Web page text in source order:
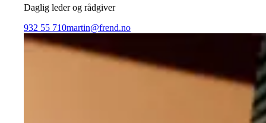
Daglig leder og rådgiver
932 55 710martin@frend.no